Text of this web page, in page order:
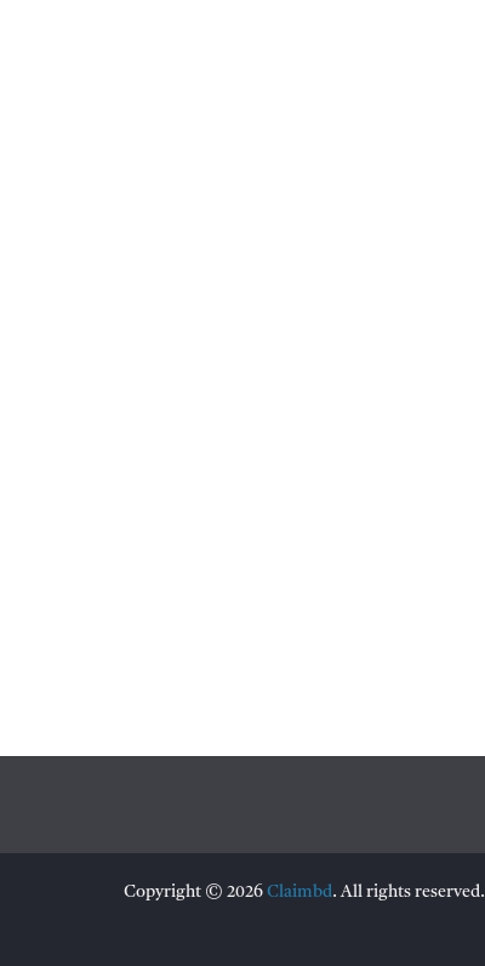
Copyright © 2026 Claimbd . All rights reserved.